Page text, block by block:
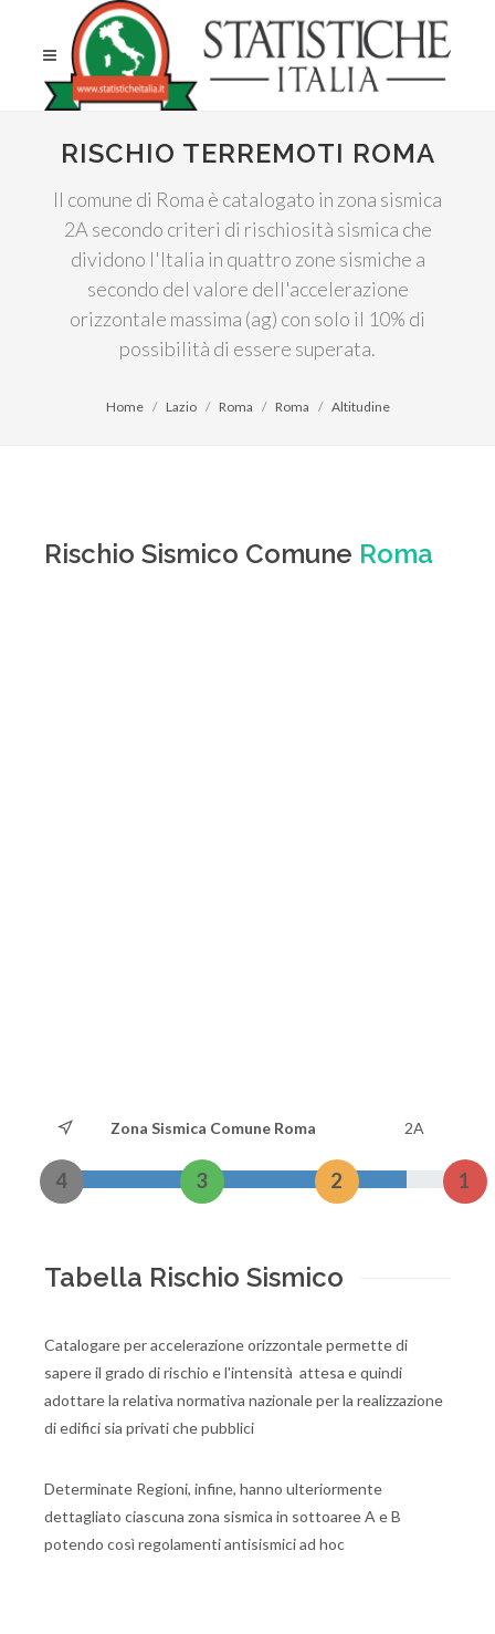
RISCHIO TERREMOTI ROMA
Il comune di Roma è catalogato in zona sismica
2A secondo criteri di rischiosità sismica che
dividono l'Italia in quattro zone sismiche a
secondo del valore dell'accelerazione
orizzontale massima (ag) con solo il 10% di
possibilità di essere superata.
Home Lazio Roma Roma Altitudine
Rischio Sismico Comune Roma
Zona Sismica Comune Roma 2A
4 3 2 1
Tabella Rischio Sismico
Catalogare per accelerazione orizzontale permette di
sapere il grado di rischio e l'intensità attesa e quindi
adottare la relativa normativa nazionale per la realizzazione
di edifici sia privati che pubblici
Determinate Regioni, infine, hanno ulteriormente
dettagliato ciascuna zona sismica in sottoaree A e B
potendo così regolamenti antisismici ad hoc